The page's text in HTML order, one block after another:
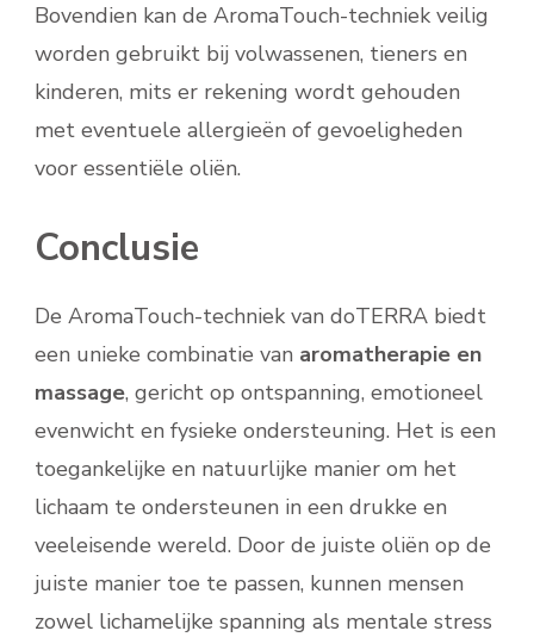
Bovendien kan de AromaTouch-techniek veilig
worden gebruikt bij volwassenen, tieners en
kinderen, mits er rekening wordt gehouden
met eventuele allergieën of gevoeligheden
voor essentiële oliën.
Conclusie
De AromaTouch-techniek van doTERRA biedt
een unieke combinatie van aromatherapie en
massage, gericht op ontspanning, emotioneel
evenwicht en fysieke ondersteuning. Het is een
toegankelijke en natuurlijke manier om het
lichaam te ondersteunen in een drukke en
veeleisende wereld. Door de juiste oliën op de
juiste manier toe te passen, kunnen mensen
zowel lichamelijke spanning als mentale stress